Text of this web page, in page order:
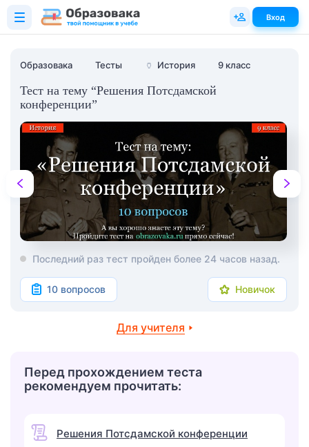
Образовака Тесты 🏺 История 9 класс
Тест на тему “Решения Потсдамской
конференции”
Последний раз тест пройден более 24 часов назад.
10 вопросов Новичок
Для учителя
Перед прохождением теста
рекомендуем прочитать:
Решения Потсдамской конференции
Вход